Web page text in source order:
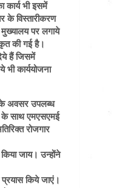
कार्य भी इसमें
के विस्तारीकरण
मुख्यालय पर लगाये
की गई है।
हैं जिसमें
कार्ययोजना
के अवसर उपलब्ध
के साथ एमएसएमई
रोजगार
जाय। उन्होंने
किये जाएं।